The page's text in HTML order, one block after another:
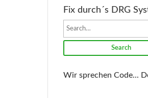
Fix durch´s DRG
Search
Wir sprechen Code...